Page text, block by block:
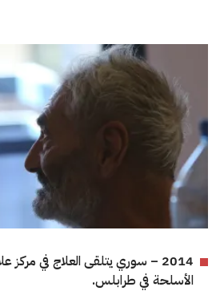
2014 – سوري يتلقى العلاج في
الأسلحة في طرابلس.